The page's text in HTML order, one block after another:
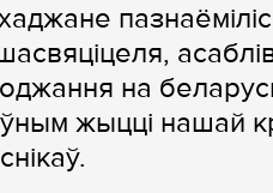
на
жыцці нашай